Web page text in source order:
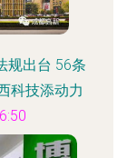
规出台 56条
科技添动力